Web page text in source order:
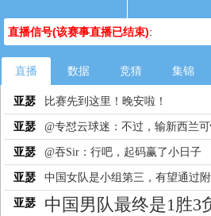
直播信号(该赛事直播已结束):
直播 数据 竞猜 集锦
亚瑟 比赛先到这里！晚安啦！
亚瑟 @专怼云球迷：不过，输新西兰
亚瑟 @吞Sir：行吧，起码赢了小日子
亚瑟 中国女队是小组第三，有望通过
亚瑟
中国男队最终是1胜3